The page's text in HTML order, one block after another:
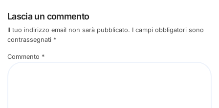
Lascia un commento
Il tuo indirizzo email non sarà pubblicato. I campi obbligatori sono
contrassegnati *
Commento *